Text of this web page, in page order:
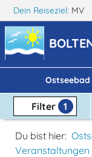
Dein Reiseziel: MV
Filter 1
Du bist hier:
Veranstaltungen